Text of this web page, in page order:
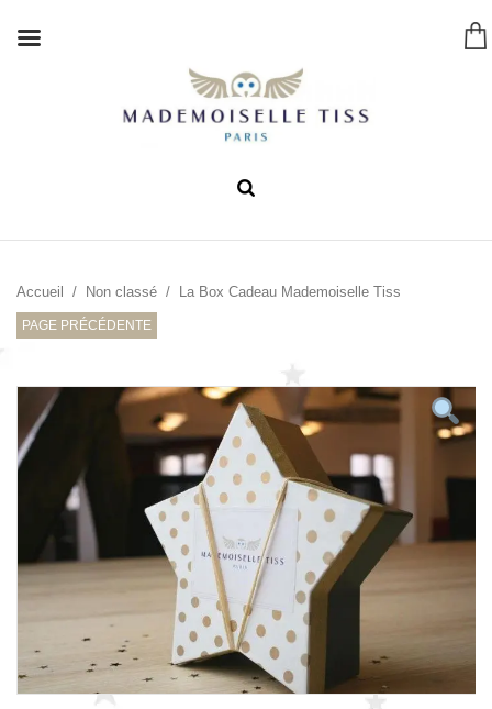
Accueil / Non classé / La Box Cadeau Mademoiselle Tiss
PAGE PRÉCÉDENTE